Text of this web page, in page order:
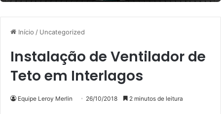
Início / Uncategorized
Instalação de Ventilador de
Teto em Interlagos
Equipe Leroy Merlin 26/10/2018 2 minutos de leitura